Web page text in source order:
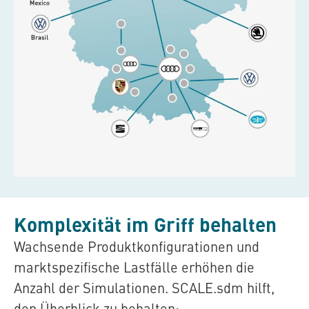
Komplexität im Griff behalten
Wachsende Produktkonfigurationen und
markt­spezifische Lastfälle erhöhen die
Anzahl der Simulationen. SCALE.sdm hilft,